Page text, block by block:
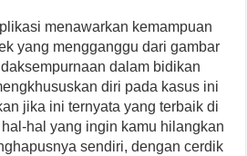
menawarkan kemampuan
yang mengganggu dari gambar
dalam bidikan
diri pada kasus ini
jika ini ternyata yang terbaik di
hal yang ingin kamu hilangkan
sendiri, dengan cerdik